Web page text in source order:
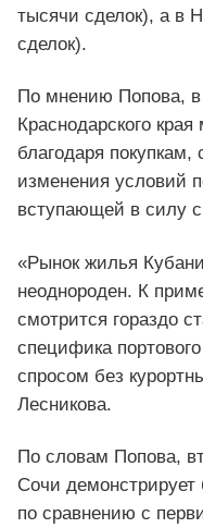
тысячи сделок), а в
сделок).
По мнению Попова,
Краснодарского
благодаря
изменения условий
вступающей в силу
«Рынок жилья
неоднороден. К
смотрится гораздо
специфика
спросом без
Лесникова.
По словам Попова,
Сочи
по сравнению с